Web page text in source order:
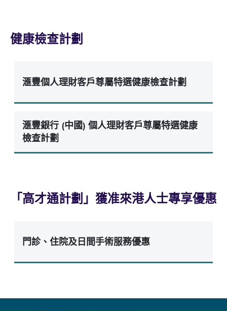
健康檢查計劃
滙豐個人理財客戶尊屬特選健康檢查計劃
滙豐銀行 (中國) 個人理財客戶尊屬特選健康
檢查計劃
「高才通計劃」獲准來港人士專享優惠
門診、住院及日間手術服務優惠